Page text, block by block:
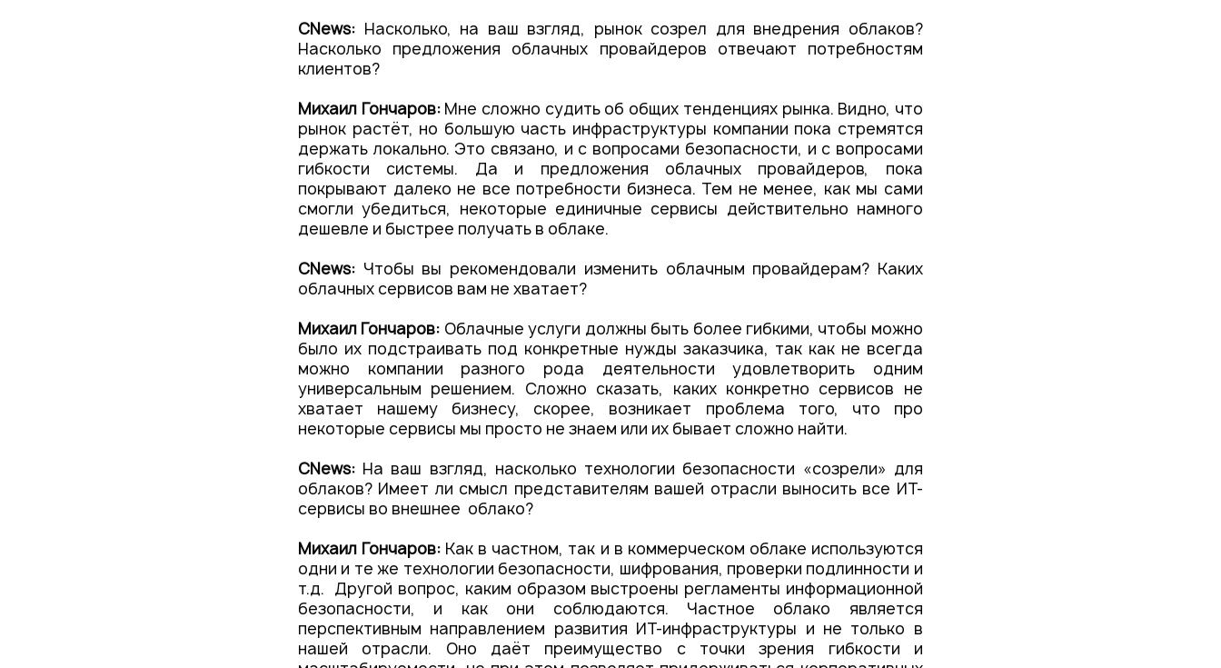
CNews: Насколько, на ваш взгляд, рынок созрел для внедрения облаков?
Насколько предложения облачных провайдеров отвечают потребностям
клиентов?
Михаил Гончаров: Мне сложно судить об общих тенденциях рынка. Видно, что
рынок растёт, но большую часть инфраструктуры компании пока стремятся
держать локально. Это связано, и с вопросами безопасности, и с вопросами
гибкости системы. Да и предложения облачных провайдеров, пока
покрывают далеко не все потребности бизнеса. Тем не менее, как мы сами
смогли убедиться, некоторые единичные сервисы действительно намного
дешевле и быстрее получать в облаке.
СNews: Чтобы вы рекомендовали изменить облачным провайдерам? Каких
облачных сервисов вам не хватает?
Михаил Гончаров: Облачные услуги должны быть более гибкими, чтобы можно
было их подстраивать под конкретные нужды заказчика, так как не всегда
можно компании разного рода деятельности удовлетворить одним
универсальным решением. Сложно сказать, каких конкретно сервисов не
хватает нашему бизнесу, скорее, возникает проблема того, что про
некоторые сервисы мы просто не знаем или их бывает сложно найти.
CNews: На ваш взгляд, насколько технологии безопасности «созрели» для
облаков? Имеет ли смысл представителям вашей отрасли выносить все ИТ-
сервисы во внешнее облако?
Михаил Гончаров: Как в частном, так и в коммерческом облаке используются
одни и те же технологии безопасности, шифрования, проверки подлинности и
т.д. Другой вопрос, каким образом выстроены регламенты информационной
безопасности, и как они соблюдаются. Частное облако является
перспективным направлением развития ИТ-инфраструктуры и не только в
нашей отрасли. Оно даёт преимущество с точки зрения гибкости и